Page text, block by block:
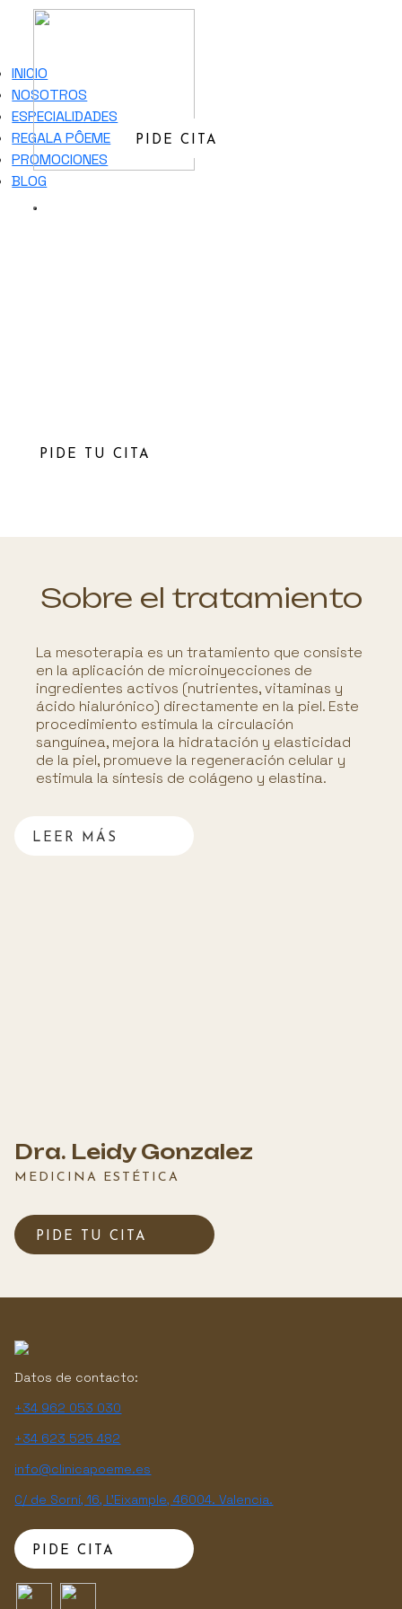
INICIO
NOSOTROS
ESPECIALIDADES
REGALA PÔEME
PROMOCIONES
BLOG
PIDE CITA
PIDE TU CITA
Sobre el tratamiento
La mesoterapia es un tratamiento que consiste
en la aplicación de microinyecciones de
ingredientes activos (nutrientes, vitaminas y
ácido hialurónico) directamente en la piel. Este
procedimiento estimula la circulación
sanguínea, mejora la hidratación y elasticidad
de la piel, promueve la regeneración celular y
estimula la síntesis de colágeno y elastina.
LEER MÁS
Dra. Leidy Gonzalez
MEDICINA ESTÉTICA
PIDE TU CITA
Datos de contacto:
+34 962 053 030
+34 623 525 482
info@clinicapoeme.es
C/ de Sorní, 16, L'Eixample, 46004. Valencia.
PIDE CITA